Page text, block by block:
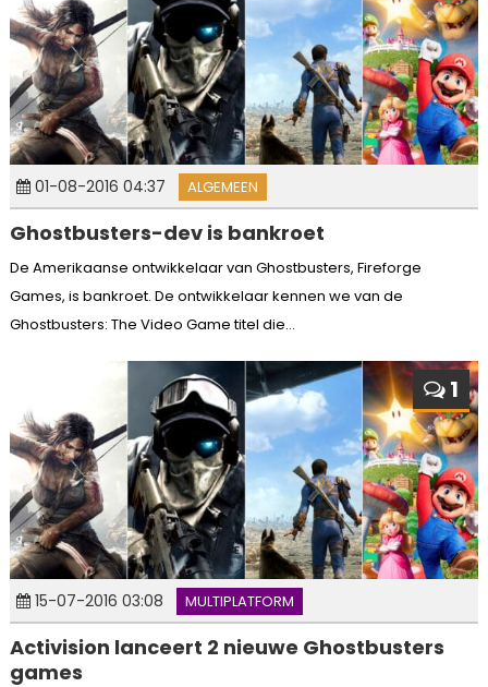
01-08-2016 04:37 ALGEMEEN
Ghostbusters-dev is bankroet
De Amerikaanse ontwikkelaar van Ghostbusters, Fireforge
Games, is bankroet. De ontwikkelaar kennen we van de
Ghostbusters: The Video Game titel die...
1
15-07-2016 03:08 MULTIPLATFORM
Activision lanceert 2 nieuwe Ghostbusters
games